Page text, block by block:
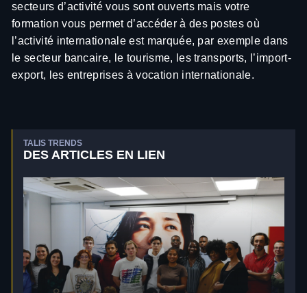
secteurs d’activité vous sont ouverts mais votre
formation vous permet d’accéder à des postes où
l’activité internationale est marquée, par exemple dans
le secteur bancaire, le tourisme, les transports, l’import-
export, les entreprises à vocation internationale.
TALIS TRENDS
DES ARTICLES EN LIEN